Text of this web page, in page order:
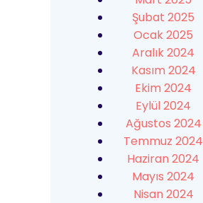
Şubat 2025
Ocak 2025
Aralık 2024
Kasım 2024
Ekim 2024
Eylül 2024
Ağustos 2024
Temmuz 2024
Haziran 2024
Mayıs 2024
Nisan 2024